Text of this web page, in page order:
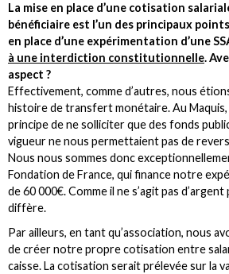
La mise en place d’une cotisation
bénéficiaire est l’un des principaux
en place d’une expérimentation d’une
à une interdiction constitutionnelle.
aspect ?
Effectivement, comme d’autres, nous
histoire de transfert monétaire. Au
principe de ne solliciter que des fonds
vigueur ne nous permettaient pas de
Nous nous sommes donc
Fondation de France, qui finance notre
de 60 000€. Comme il ne s’agit pas
diffère.
Par ailleurs, en tant qu’association, nous
de créer notre propre cotisation entre
caisse. La cotisation serait prélevée sur la